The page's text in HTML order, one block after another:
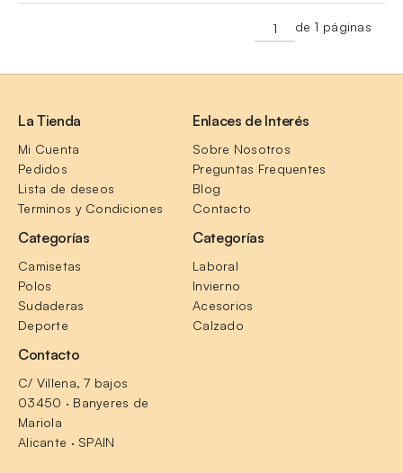
de 1 páginas
La Tienda
Mi Cuenta
Pedidos
Lista de deseos
Terminos y Condiciones
Enlaces de Interés
Sobre Nosotros
Preguntas Frequentes
Blog
Contacto
Categorías
Camisetas
Polos
Sudaderas
Deporte
Categorías
Laboral
Invierno
Acesorios
Calzado
Contacto
C/ Villena, 7 bajos
03450 · Banyeres de
Mariola
Alicante · SPAIN